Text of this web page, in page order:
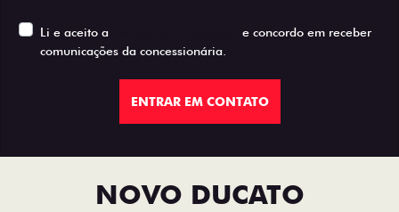
Li e aceito a
e concordo em receber
comunicações da concessionária.
ENTRAR EM CONTATO
NOVO DUCATO